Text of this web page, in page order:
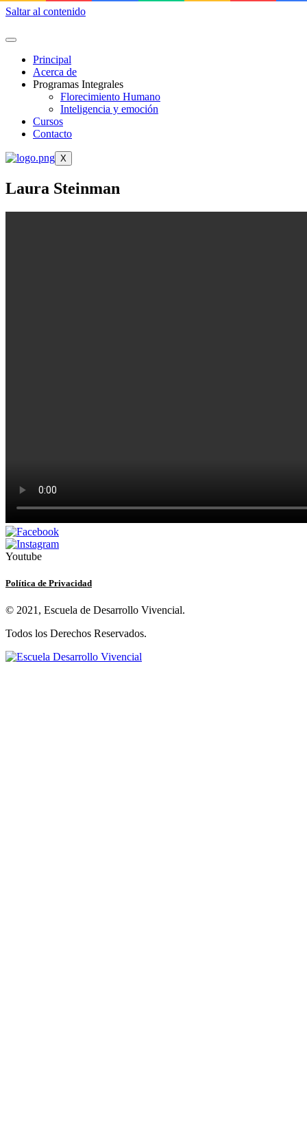
Saltar al contenido
Principal
Acerca de
Programas Integrales
Florecimiento Humano
Inteligencia y emoción
Cursos
Contacto
X
Laura Steinman
Youtube
Política de Privacidad
© 2021, Escuela de Desarrollo Vivencial.
Todos los Derechos Reservados.